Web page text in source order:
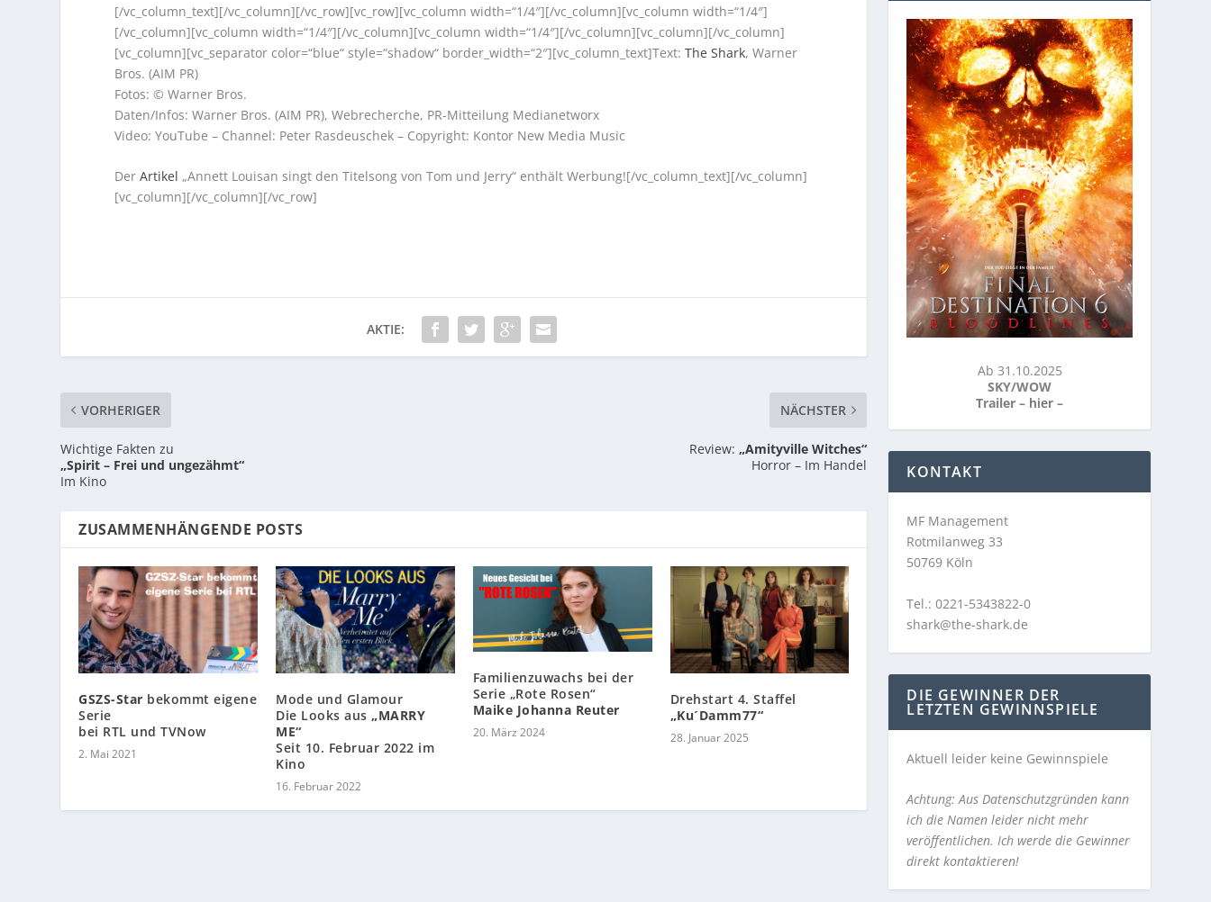
[/vc_column_text][/vc_column][/vc_row][vc_row][vc_column width=“1/4″][/vc_column][vc_column width=“1/4″]
[/vc_column][vc_column width=“1/4″][/vc_column][vc_column width=“1/4″][/vc_column][vc_column][/vc_column]
[vc_column][vc_separator color=“blue“ style=“shadow“ border_width=“2″][vc_column_text]Text:The Shark, Warner
Bros. (AIM PR)
Fotos: © Warner Bros.
Daten/Infos: Warner Bros. (AIM PR), Webrecherche, PR-Mitteilung Medianetworx
Video: YouTube – Channel: Peter Rasdeuschek – Copyright: Kontor New Media Music
DerArtikel „Annett Louisan singt den Titelsong von Tom und Jerry“ enthält Werbung![/vc_column_text][/vc_column]
[vc_column][/vc_column][/vc_row]
AKTIE:
VORHERIGER
Wichtige Fakten zu
„Spirit – Frei und ungezähmt“
Im Kino
NÄCHSTER
Review:„Amityville Witches“
Horror – Im Handel
ZUSAMMENHÄNGENDE POSTS
GSZS-Star bekommt eigene
Serie
bei RTL und TVNow
2. Mai 2021
Mode und Glamour
Die Looks aus „MARRY
ME“
Seit 10. Februar 2022 im
Kino
16. Februar 2022
Familienzuwachs bei der
Serie „Rote Rosen“
Maike Johanna Reuter
20. März 2024
Drehstart 4. Staffel
„Ku´Damm77“
28. Januar 2025
Ab 31.10.2025
SKY/WOW
Trailer – hier–
KONTAKT
MF Management
Rotmilanweg 33
50769 Köln
Tel.: 0221-5343822-0
shark@the-shark.de
DIE GEWINNER DER
LETZTEN GEWINNSPIELE
Aktuell leider keine Gewinnspiele
Achtung: Aus Datenschutzgründen kann
ich die Namen leider nicht mehr
veröffentlichen. Ich werde die Gewinner
direkt kontaktieren!